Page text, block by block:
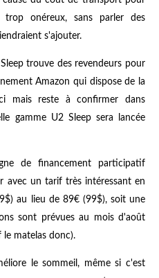
onéreux, sans parler des
s'ajouter.
trouve des revendeurs pour
Amazon qui dispose de la
mais reste à confirmer dans
gamme U2 Sleep sera lancée
de financement participatif
avec un tarif très intéressant en
au lieu de 89€ (99$), soit une
sont prévues au mois d'août
matelas donc).
le sommeil, même si c'est